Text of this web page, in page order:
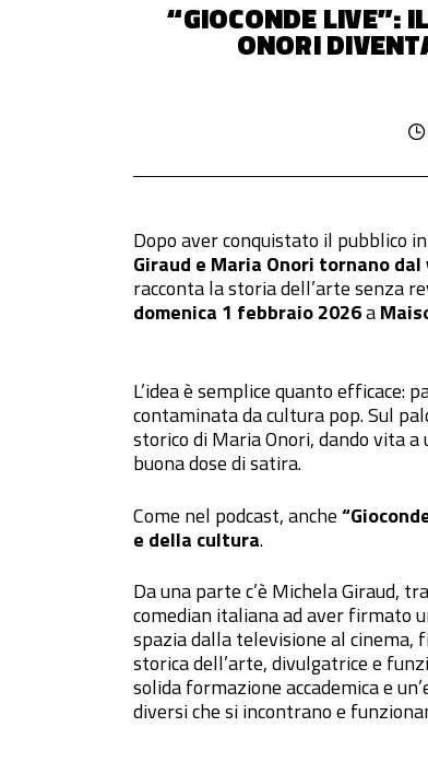
“GIOCONDE LIVE”:
ONORI
Dopo aver conquistato il pubblico
Giraud e Maria Onori tornano dal
racconta la storia dell’arte senza
domenica 1 febbraio 2026a
L’idea è semplice quanto efficace:
contaminata da cultura pop. Sul
storico di Maria Onori, dando vita
buona dose di satira.
Come nel podcast, anche
e della cultura.
Da una parte c’è Michela Giraud,
comedian italiana ad aver firmato
spazia dalla televisione al cinema,
storica dell’arte, divulgatrice e
solida formazione accademica e
diversi che si incontrano e